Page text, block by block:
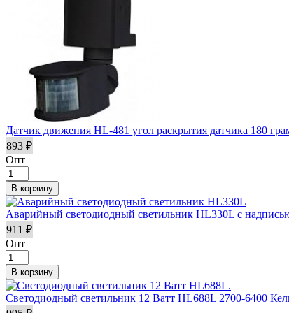
Датчик движения HL-481 угол раскрытия датчика 180
893 ₽
Опт
Аварийный светодиодный светильник HL330L с
911 ₽
Опт
Светодиодный светильник 12 Ватт HL688L 2700-6400